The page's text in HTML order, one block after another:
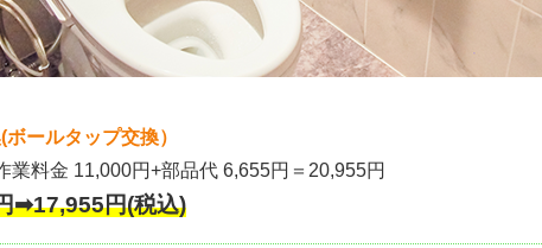
ールタップ交換）
業料金 11,000円+部品代 6,655円＝20,955円
➡17,955円(税込)